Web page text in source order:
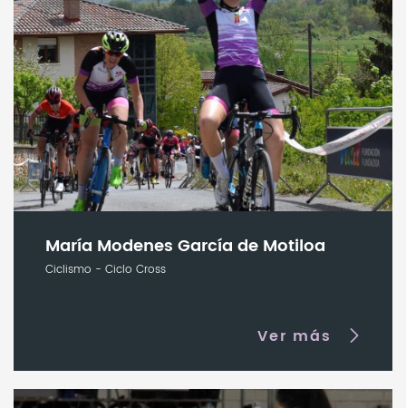
María Modenes García de Motiloa
Ciclismo - Ciclo Cross
Ver más